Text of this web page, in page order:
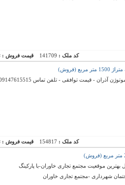
کد ملک : 141709 قیمت فروش :
(فروش)
- قیمت توافقی - تلفن تماس 09147615515 محمدی
کد ملک : 154817 قیمت فروش :
موقعیت مجتمع تجاری خاوران-با پارکینگ
شهرداری -مجتمع تجاری خاوران